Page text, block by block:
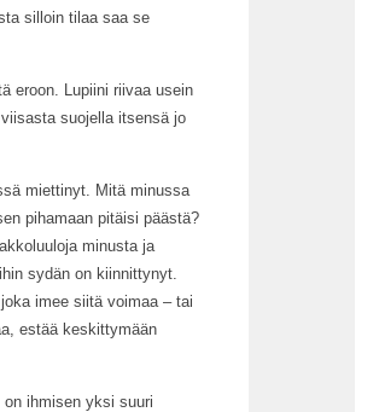
silloin tilaa saa se
eroon. Lupiini riivaa usein
suojella itsensä jo
miettinyt. Mitä minussa
pihamaan pitäisi päästä?
minusta ja
sydän on kiinnittynyt.
imee siitä voimaa – tai
estää keskittymään
ihmisen yksi suuri